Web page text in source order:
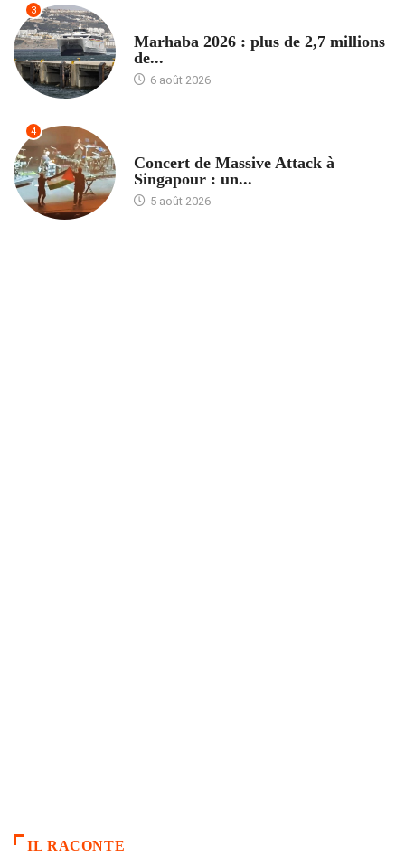
3
Marhaba 2026 : plus de 2,7 millions
de...
6 août 2026
4
Concert de Massive Attack à
Singapour : un...
5 août 2026
IL RACONTE